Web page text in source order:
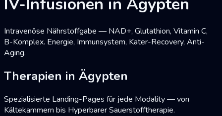
IV-Infusionen in Ägypten
Intravenöse Nährstoffgabe — NAD+, Glutathion, Vitamin C,
B-Komplex. Energie, Immunsystem, Kater-Recovery, Anti-
Aging.
Therapien in Ägypten
Spezialisierte Landing-Pages für jede Modality — von
Kältekammern bis Hyperbarer Sauerstofftherapie.